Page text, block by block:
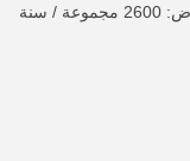
/ سنة